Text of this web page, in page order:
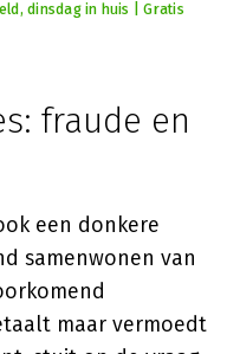
dinsdag in huis | Gratis
fraude en
een donkere
samenwonen van
maar vermoedt